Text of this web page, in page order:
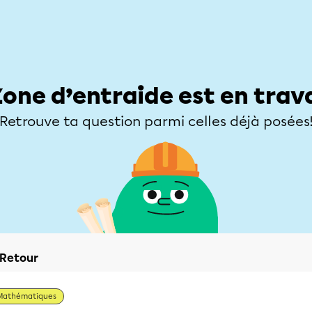
d’entraide est en
Retrouve ta question parmi celles déjà posées!
Retour